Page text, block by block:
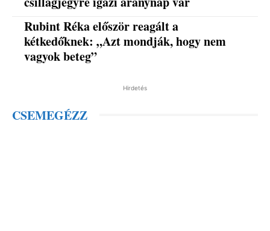
Rubint Réka először reagált a
kétkedőknek: „Azt mondják, hogy nem
vagyok beteg”
Hirdetés
CSEMEGÉZZ